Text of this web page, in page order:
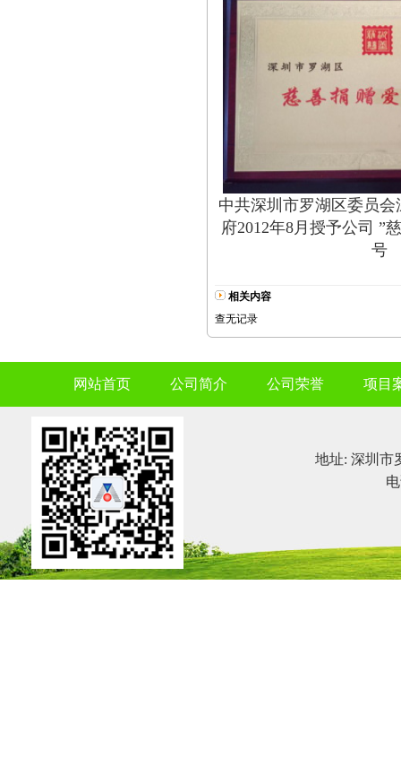
中共深圳市罗湖区委员
府2012年8月授予公司 ”
号
相关内容
查无记录
网站首页 公司简介 公司荣誉 项目
地址: 深圳市